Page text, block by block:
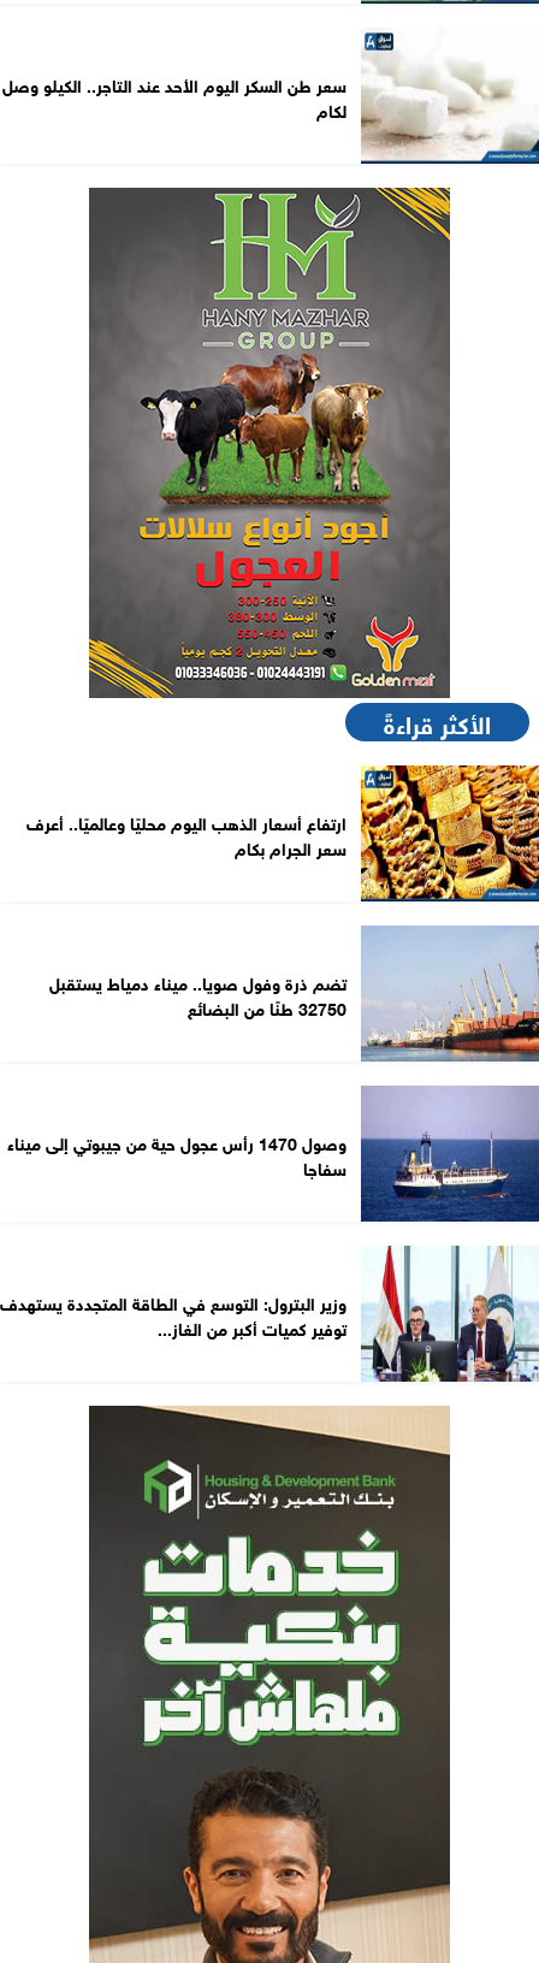
سعر طن السكر اليوم الأحد عند التاجر.. الكيلو وصل
لكام
الأكثر قراءةً
ارتفاع أسعار الذهب اليوم محليًا وعالميًا.. أعرف
سعر الجرام بكام
تضم ذرة وفول صويا.. ميناء دمياط يستقبل
32750 طنًا من البضائع
وصول 1470 رأس عجول حية من جيبوتي إلى ميناء
سفاجا
وزير البترول: التوسع في الطاقة المتجددة يستهدف
توفير كميات أكبر من الغاز...